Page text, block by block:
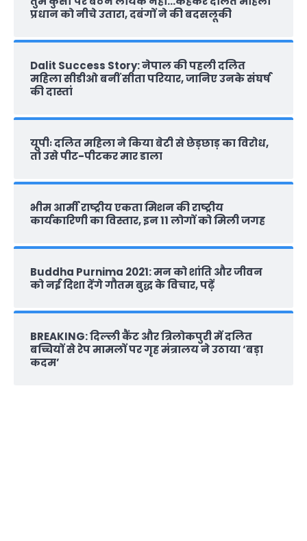
प्रधान को नीचे उतारा, दबंगों ने की बदसलूकी
Dalit Success Story: नेपाल की पहली दलित
महिला सीडीओ बनीं सीता परियार, जानिए उनके संघर्ष
की दास्‍तां
यूपीः दलित महिला ने किया बेटी से छेड़छाड़ का विरोध,
तो उसे पीट-पीटकर मार डाला
भीम आर्मी राष्‍ट्रीय एकता मिशन की राष्‍ट्रीय
कार्यकारिणी का विस्तार, इन 11 लोगों को मिली जगह
Buddha Purnima 2021: मन को शांति और जीवन
को नई दिशा देंगे गौतम बुद्ध के विचार, पढ़ें
BREAKING: दिल्‍ली कैंट और त्रिलोकपुरी में दलित
बच्चियों से रेप मामलों पर गृह मंत्रालय ने उठाया ‘बड़ा
कदम’